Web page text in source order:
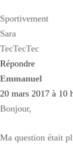
Sportivement
Sara
TecTecTec
Répondre
Emmanuel
20 mars 2017 à 10
Bonjour,
Ma question était